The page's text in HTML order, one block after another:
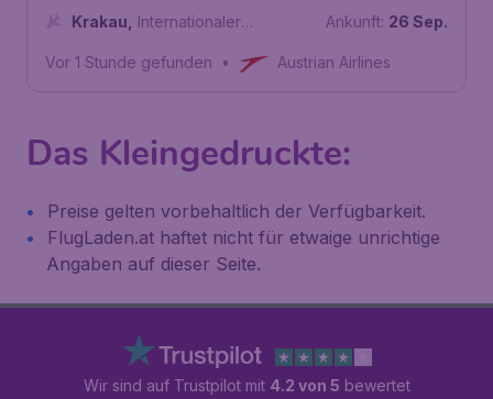
Schwechat
Krakau
Internationaler
Krakau-Balice
Ankunft: 26 Sep.
Vor 1 Stunde gefunden • Austrian Airlines
Das Kleingedruckte:
Preise gelten vorbehaltlich der Verfügbarkeit.
FlugLaden.at haftet nicht für etwaige unrichtige
Angaben auf dieser Seite.
Wir sind auf Trustpilot mit 4.2 von 5 bewertet